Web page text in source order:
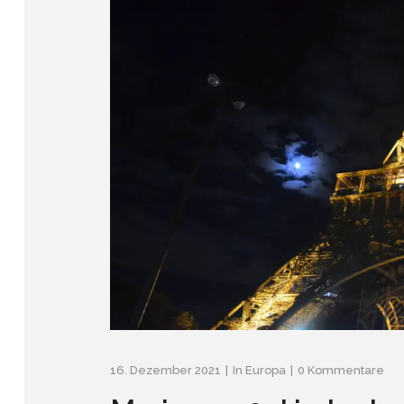
16. Dezember 2021 In Europa 0 Kommentare